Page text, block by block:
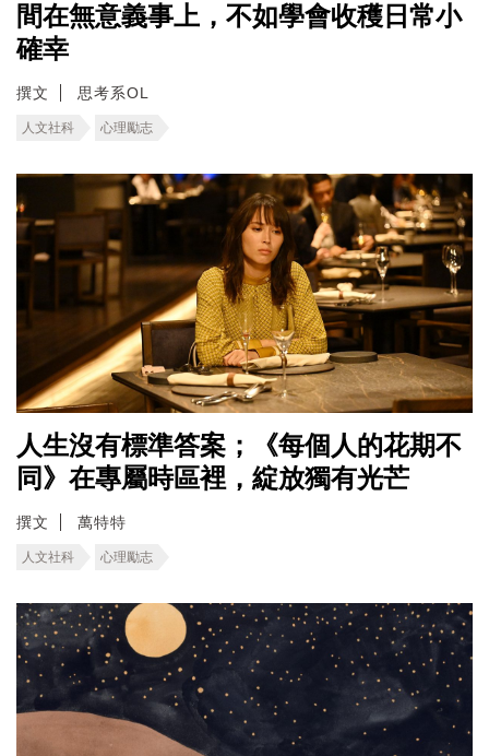
間在無意義事上，不如學會收穫日常小
確幸
撰文 思考系OL
人文社科 心理勵志
人生沒有標準答案；《每個人的花期不
同》在專屬時區裡，綻放獨有光芒
撰文 萬特特
人文社科 心理勵志